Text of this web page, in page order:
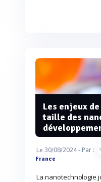
Les enjeux
taille des
Le 30/08/2024- Par :
France
La nanotechnologie